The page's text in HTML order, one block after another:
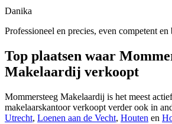
Danika
Professioneel en precies, even competent
Top plaatsen waar
Makelaardij verkoopt
Mommersteeg Makelaardij is het meest
makelaarskantoor verkoopt verder ook in
Utrecht, Loenen aan de Vecht, Houten en